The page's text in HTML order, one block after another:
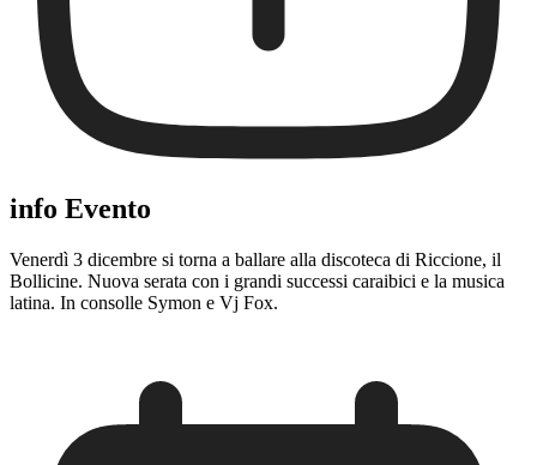
info Evento
Venerdì 3 dicembre si torna a ballare alla discoteca di Riccione, il
Bollicine. Nuova serata con i grandi successi caraibici e la musica
latina. In consolle Symon e Vj Fox.